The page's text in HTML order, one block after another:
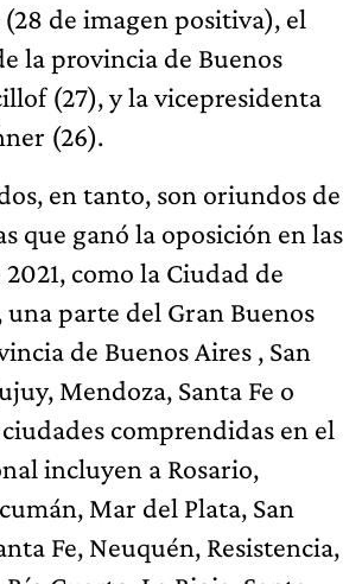
(28 de imagen positiva), el
la provincia de Buenos
(27), y la vicepresidenta
(26).
en tanto, son oriundos de
que ganó la oposición en las
como la Ciudad de
una parte del Gran Buenos
de Buenos Aires , San
Mendoza, Santa Fe o
comprendidas en el
incluyen a Rosario,
Mar del Plata, San
Fe, Neuquén, Resistencia,